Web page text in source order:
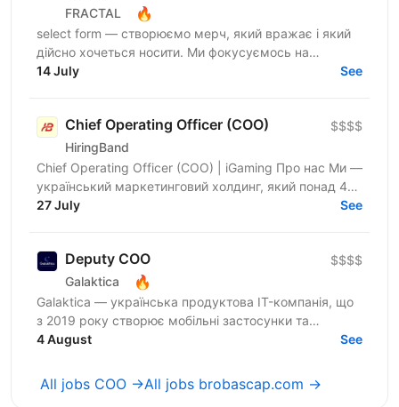
FRACTAL 🔥
select form — створюємо мерч, який вражає і який
дійсно хочеться носити. Ми фокусуємось на
креативному підході до дизайну брендування та
14 July See
Chief Operating Officer (COO)
HiringBand
$$$$
Chief Operating Officer (COO) | iGaming Про нас Ми —
український маркетинговий холдинг, який понад 4
роки працює. За цей час ми виросли до команди
27 July See
Deputy COO
Galaktica 🔥
$$$$
Galaktica — українська продуктова IT-компанія, що
з 2019 року створює мобільні застосунки та
вебпродукти для ринків Tier-1. У команді 350+
4 August See
All jobs COO →All jobs brobascap.com →